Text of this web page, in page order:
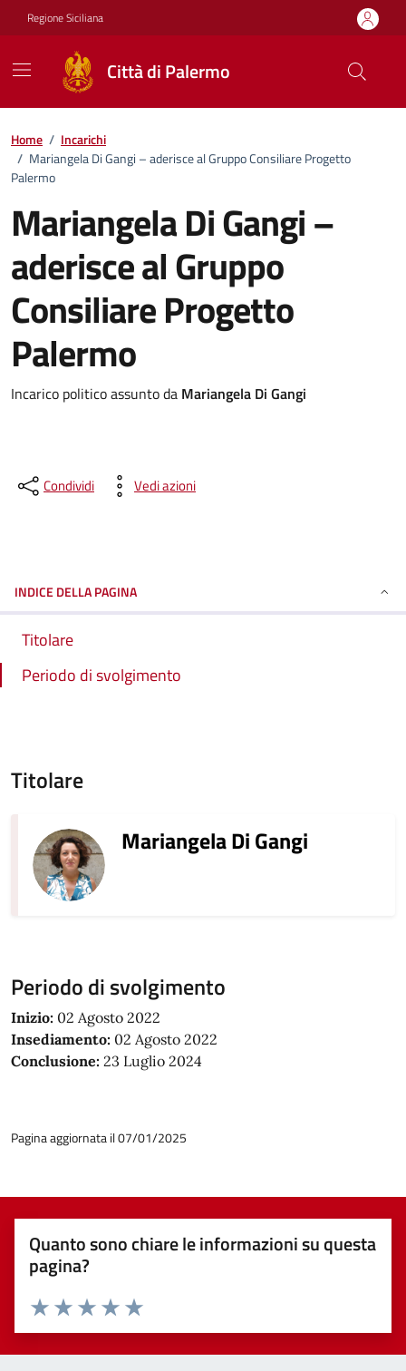
Vai ai contenuti
Vai al footer
Regione Siciliana
Città di Palermo
Home / Incarichi
/ Mariangela Di Gangi – aderisce al Gruppo Consiliare Progetto
Palermo
Mariangela Di Gangi –
aderisce al Gruppo
Consiliare Progetto
Palermo
Incarico politico assunto da Mariangela Di Gangi
Condividi Vedi azioni
INDICE DELLA PAGINA
Titolare
Periodo di svolgimento
Titolare
Mariangela Di Gangi
Periodo di svolgimento
Inizio: 02 Agosto 2022
Insediamento: 02 Agosto 2022
Conclusione: 23 Luglio 2024
Pagina aggiornata il 07/01/2025
Quanto sono chiare le informazioni su questa
pagina?
Valuta 5 stelle su 5
Valuta 4 stelle su 5
Valuta 3 stelle su 5
Valuta 2 stelle su 5
Valuta 1 stelle su 5